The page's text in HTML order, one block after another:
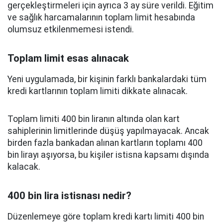
gerçekleştirmeleri için ayrıca 3 ay süre verildi. Eğitim
ve sağlık harcamalarının toplam limit hesabında
olumsuz etkilenmemesi istendi.
Toplam limit esas alınacak
Yeni uygulamada, bir kişinin farklı bankalardaki tüm
kredi kartlarının toplam limiti dikkate alınacak.
Toplam limiti 400 bin liranın altında olan kart
sahiplerinin limitlerinde düşüş yapılmayacak. Ancak
birden fazla bankadan alınan kartların toplamı 400
bin lirayı aşıyorsa, bu kişiler istisna kapsamı dışında
kalacak.
400 bin lira istisnası nedir?
Düzenlemeye göre toplam kredi kartı limiti 400 bin